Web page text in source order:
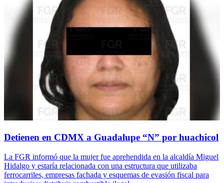
Detienen en CDMX a Guadalupe “N” por huachicol
La FGR informó que la mujer fue aprehendida en la alcaldía Miguel
Hidalgo y estaría relacionada con una estructura que utilizaba
ferrocarriles, empresas fachada y esquemas de evasión fiscal para